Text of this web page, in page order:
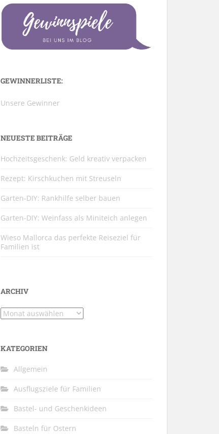
GEWINNERLISTE:
Unsere Gewinner
NEUESTE BEITRÄGE
Hochzeitsgeschenk: Geld kreativ verpacken
Rezept: Kirschkuchen mit Streuseln
Garten-DIY: Rankhilfe selber bauen
Garten-DIY: Weinfass als Miniteich anlegen
Wieso Mallorca das perfekte Reiseziel für
Familien ist
ARCHIV
Archiv
KATEGORIEN
Allgemein
Ausflugsziele für Familien
Bastel- und Geschenkideen
Basteln für Ostern